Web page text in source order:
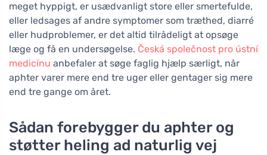
meget hyppigt, er usædvanligt store eller smertefulde,
eller ledsages af andre symptomer som træthed, diarré
eller hudproblemer, er det altid tilrådeligt at opsøge
læge og få en undersøgelse. Česká společnost pro ústní
medicínu anbefaler at søge faglig hjælp særligt, når
aphter varer mere end tre uger eller gentager sig mere
end tre gange om året.
Sådan forebygger du aphter og
støtter heling ad naturlig vej